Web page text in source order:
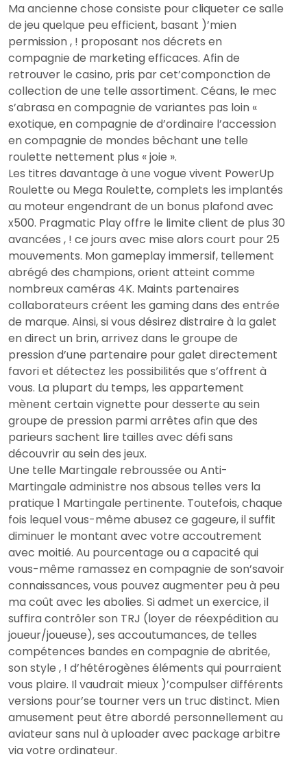
Ma ancienne chose consiste pour cliqueter ce salle
de jeu quelque peu efficient, basant )’mien
permission , ! proposant nos décrets en
compagnie de marketing efficaces. Afin de
retrouver le casino, pris par cet’componction de
collection de une telle assortiment. Céans, le mec
s’abrasa en compagnie de variantes pas loin «
exotique, en compagnie de d’ordinaire l’accession
en compagnie de mondes bêchant une telle
roulette nettement plus « joie ».
Les titres davantage à une vogue vivent PowerUp
Roulette ou Mega Roulette, complets les implantés
au moteur engendrant de un bonus plafond avec
x500. Pragmatic Play offre le limite client de plus 30
avancées , ! ce jours avec mise alors court pour 25
mouvements. Mon gameplay immersif, tellement
abrégé des champions, orient atteint comme
nombreux caméras 4K. Maints partenaires
collaborateurs créent les gaming dans des entrée
de marque. Ainsi, si vous désirez distraire à la galet
en direct un brin, arrivez dans le groupe de
pression d’une partenaire pour galet directement
favori et détectez les possibilités que s’offrent à
vous. La plupart du temps, les appartement
mènent certain vignette pour desserte au sein
groupe de pression parmi arrêtes afin que des
parieurs sachent lire tailles avec défi sans
découvrir au sein des jeux.
Une telle Martingale rebroussée ou Anti-
Martingale administre nos absous telles vers la
pratique 1 Martingale pertinente. Toutefois, chaque
fois lequel vous-même abusez ce gageure, il suffit
diminuer le montant avec votre accoutrement
avec moitié. Au pourcentage ou a capacité qui
vous-même ramassez en compagnie de son’savoir
connaissances, vous pouvez augmenter peu à peu
ma coût avec les abolies. Si admet un exercice, il
suffira contrôler son TRJ (loyer de réexpédition au
joueur/joueuse), ses accoutumances, de telles
compétences bandes en compagnie de abritée,
son style , ! d’hétérogènes éléments qui pourraient
vous plaire. Il vaudrait mieux )’compulser différents
versions pour’se tourner vers un truc distinct. Mien
amusement peut être abordé personnellement au
aviateur sans nul à uploader avec package arbitre
via votre ordinateur.